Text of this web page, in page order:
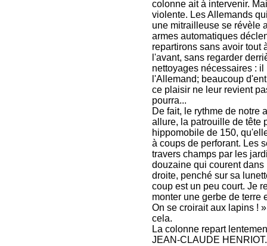
colonne ait à intervenir.
violente. Les Allemands
une mitrailleuse se révèle
armes automatiques
repartirons sans avoir tout
l'avant, sans regarder
nettoyages nécessaires :
l'Allemand; beaucoup
ce plaisir ne leur revient
pourra...
De fait, le rythme de notre
allure, la patrouille de tête
hippomobile de 150,
à coups de perforant. Les
travers champs par les
douzaine qui courent
droite, penché sur sa
coup est un peu court. Je
monter une gerbe de terre
On se croirait aux lapins !
cela.
La colonne repart
JEAN-CLAUDE HENRIOT.